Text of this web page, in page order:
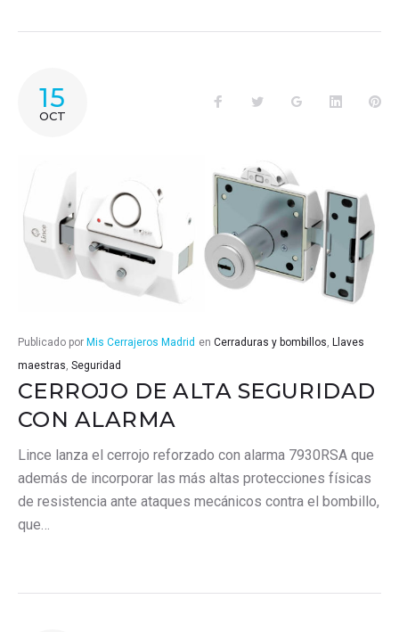
15
OCT
FacebookTwitter Google+ LinkedIn
Publicado por Mis Cerrajeros Madrid en Cerraduras y bombillos Llaves
maestras Seguridad
CERROJO DE ALTA SEGURIDAD
CON ALARMA
Lince lanza el cerrojo reforzado con alarma 7930RSA que
además de incorporar las más altas protecciones físicas
de resistencia ante ataques mecánicos contra el bombillo,
que…